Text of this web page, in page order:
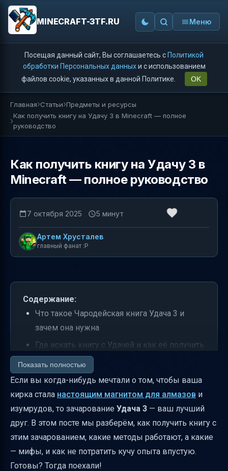
MINECRAFT-3TF.RU Меню
Посещая данный сайт, Вы соглашаетесь с Политикой
обработки Персональных данныхи с использованием
файлов cookie, указанных в данной Политике.
OK
Главная Статьи Предметы и ресурсы
Как получить книгу на Удачу 3 в Minecraft — полное
руководство
Как получить книгу на Удачу 3 в
Minecraft — полное руководство
7 октября 2025 5 минут
Артем Хрусталев
главный фанат :P
Содержание:
Что такое Чародейская книга Удача 3 и
зачем она нужна
Где искать книгу с Удачей и как её получить
Как работает зачарование через стол
зачарования
Шансы выпадения Удачи на книге и
влияние уровня опыта
Торговля с библиотекарём — надёжный
способ
Можно ли получить Удачу одним методом?
Показать полностью
Если вы когда-нибудь мечтали о том, чтобы ваша
кирка стала настоящим магнитом для алмазов и
изумрудов, то зачарование Удача 3 — ваш лучший
друг. В этом посте мы разберём, как получить книгу с
этим зачарованием, какие методы работают, а какие
— мифы, и как не потратить кучу опыта впустую.
Готовы? Тогда поехали!